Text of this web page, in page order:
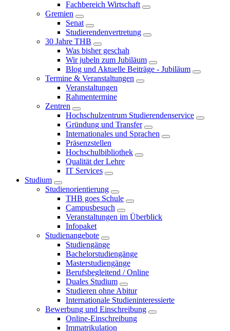
Fachbereich Wirtschaft
Gremien
Senat
Studierendenvertretung
30 Jahre THB
Was bisher geschah
Wir jubeln zum Jubiläum
Blog und Aktuelle Beiträge - Jubiläum
Termine & Veranstaltungen
Veranstaltungen
Rahmentermine
Zentren
Hochschulzentrum Studierendenservice
Gründung und Transfer
Internationales und Sprachen
Präsenzstellen
Hochschulbibliothek
Qualität der Lehre
IT Services
Studium
Studienorientierung
THB goes Schule
Campusbesuch
Veranstaltungen im Überblick
Infopaket
Studienangebote
Studiengänge
Bachelorstudiengänge
Masterstudiengänge
Berufsbegleitend / Online
Duales Studium
Studieren ohne Abitur
Internationale Studieninteressierte
Bewerbung und Einschreibung
Online-Einschreibung
Immatrikulation